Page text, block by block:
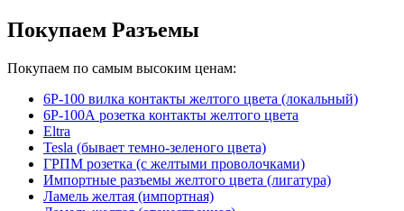
Покупаем Разъемы
Покупаем по самым высоким ценам:
6Р-100 вилка контакты желтого цвета (локальный)
6Р-100А розетка контакты желтого цвета
Eltra
Tesla (бывает темно-зеленого цвета)
ГРПМ розетка (с желтыми проволочками)
Импортные разъемы желтого цвета (лигатура)
Ламель желтая (импортная)